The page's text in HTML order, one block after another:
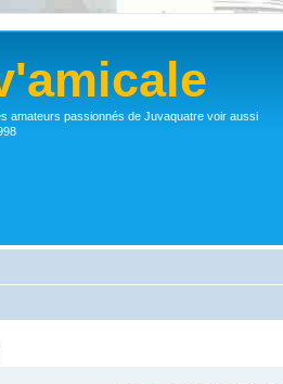
amateurs passionnés de Juvaquatre voir aussi